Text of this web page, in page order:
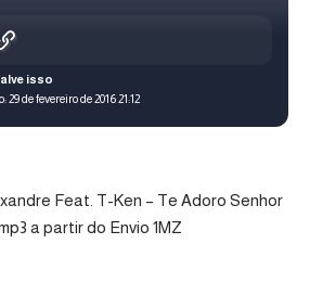
de fevereiro de 2016 21:12
Feat. T-Ken – Te Adoro Senhor
a partir do Envio 1MZ